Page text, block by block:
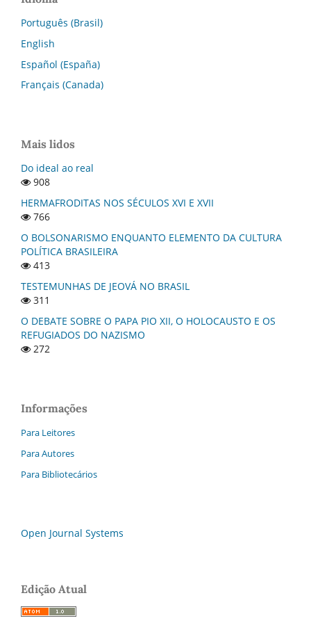
Português (Brasil)
English
Español (España)
Français (Canada)
Mais lidos
Do ideal ao real
908
HERMAFRODITAS NOS SÉCULOS XVI E XVII
766
O BOLSONARISMO ENQUANTO ELEMENTO DA CULTURA
POLÍTICA BRASILEIRA
413
TESTEMUNHAS DE JEOVÁ NO BRASIL
311
O DEBATE SOBRE O PAPA PIO XII, O HOLOCAUSTO E OS
REFUGIADOS DO NAZISMO
272
Informações
Para Leitores
Para Autores
Para Bibliotecários
Open Journal Systems
Edição Atual